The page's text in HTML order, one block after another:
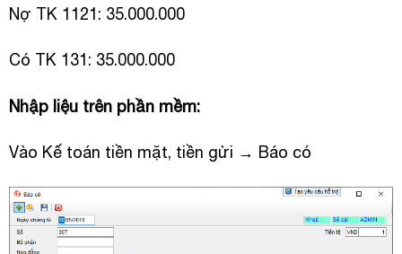
Nợ TK 1121: 35.000.000
Có TK 131: 35.000.000
Nhập liệu trên phần mềm:
Vào Kế toán tiền mặt, tiền gửi → Báo có